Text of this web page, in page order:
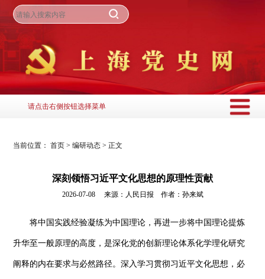
请点击右侧按钮选择菜单
当前位置： 首页>编研动态>正文
深刻领悟习近平文化思想的原理性贡献
2026-07-08 来源：人民日报 作者：孙来斌
将中国实践经验凝练为中国理论，再进一步将中国理论提炼
升华至一般原理的高度，是深化党的创新理论体系化学理化研究
阐释的内在要求与必然路径。深入学习贯彻习近平文化思想，必